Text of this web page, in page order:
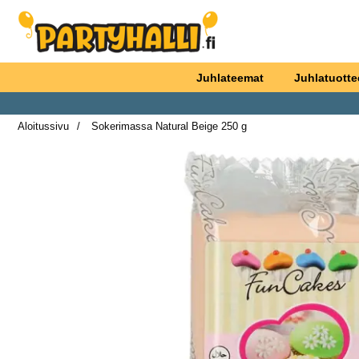
Ostoskori laajennettu Partyhallen AB
Juhlateemat
Aloitussivu
Sokerimassa Natural Beige 250 g